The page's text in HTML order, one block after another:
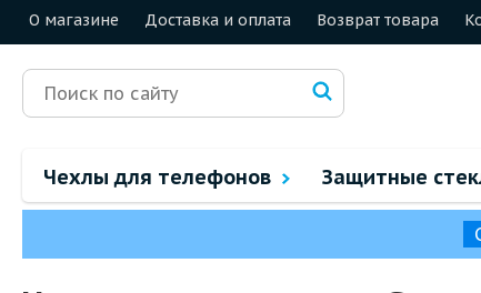
О магазине Доставка и оплата Возврат товара
Чехлы для телефонов Защитные